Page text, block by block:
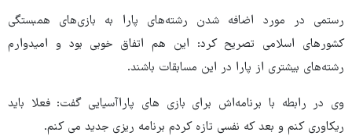
رستمی در مورد اضافه شدن رشته‌های پارا به بازی‌های همبستگی
کشورهای اسلامی تصریح کرد: این هم اتفاق خوبی بود و امیدوارم
رشته‌های بیشتری از پارا در این مسابقات باشند.
وی در رابطه با برنامه‌اش برای بازی های پاراآسیایی گفت: فعلا باید
ریکاوری کنم و بعد که نفسی تازه کردم برنامه ریزی جدید می کنم.